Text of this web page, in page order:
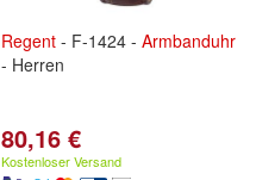
Regent - F-1424 - Armbanduhr
- Herren
80,16 €
Kostenloser Versand